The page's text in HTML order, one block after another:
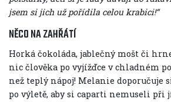
jsem si jich už pořídila celou krabici!“
NĚCO NA ZAHŘÁTÍ
Horká čokoláda, jablečný mošt či
nic člověka po vyjížďce v chladném
než teplý nápoj! Melanie doporučuje
po výletě, aby si caparti nemuseli při